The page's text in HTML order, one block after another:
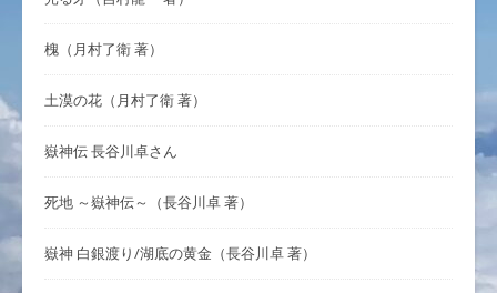
槐（月村了衛 著）
土漠の花（月村了衛 著）
嶽神伝 長谷川卓さん
死地 ～嶽神伝～（長谷川卓 著）
嶽神 白銀渡り/湖底の黄金（長谷川卓 著）